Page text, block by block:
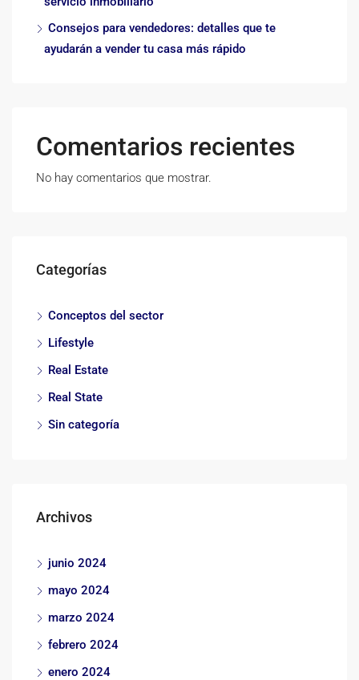
Consejos para vendedores: detalles que te
ayudarán a vender tu casa más rápido
Comentarios recientes
No hay comentarios que mostrar.
Categorías
Conceptos del sector
Lifestyle
Real Estate
Real State
Sin categoría
Archivos
junio 2024
mayo 2024
marzo 2024
febrero 2024
enero 2024